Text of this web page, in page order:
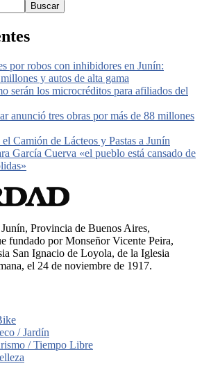
Buscar
por robos con inhibidores en Junín:
y autos de alta gama
serán los microcréditos para afiliados del
anunció tres obras por más de 88 millones
Camión de Lácteos y Pastas a Junín
García Cuerva «el pueblo está cansado de
Provincia de Buenos Aires,
fundado por Monseñor Vicente Peira,
San Ignacio de Loyola, de la Iglesia
el 24 de noviembre de 1917.
/ Jardín
/ Tiempo Libre